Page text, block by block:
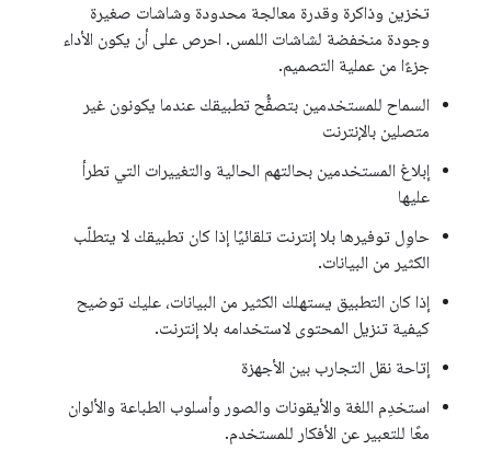
تخزين وذاكرة وقدرة معالجة محدودة وشاشات صغيرة
وجودة منخفضة لشاشات اللمس. احرص على أن يكون الأداء
جزءًا من عملية التصميم.
السماح للمستخدمين بتصفُّح تطبيقك عندما يكونون غير
متصلين بالإنترنت
إبلاغ المستخدمين بحالتهم الحالية والتغييرات التي تطرأ
عليها
حاوِل توفيرها بلا إنترنت تلقائيًا إذا كان تطبيقك لا يتطلّب
الكثير من البيانات.
إذا كان التطبيق يستهلك الكثير من البيانات، عليك توضيح
كيفية تنزيل المحتوى لاستخدامه بلا إنترنت.
إتاحة نقل التجارب بين الأجهزة
استخدِم اللغة والأيقونات والصور وأسلوب الطباعة والألوان
معًا للتعبير عن الأفكار للمستخدم.